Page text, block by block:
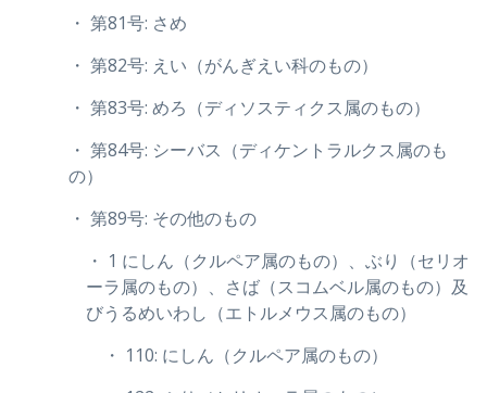
・ 第81号: さめ
・ 第82号: えい（がんぎえい科のもの）
・ 第83号: めろ（ディソスティクス属のもの）
・ 第84号: シーバス（ディケントラルクス属のも
の）
・ 第89号: その他のもの
・ 1 にしん（クルペア属のもの）、ぶり（セリオ
ーラ属のもの）、さば（スコムベル属のもの）及
びうるめいわし（エトルメウス属のもの）
・ 110: にしん（クルペア属のもの）